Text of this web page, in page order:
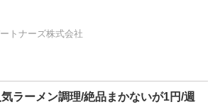
トナーズ株式会社
ラーメン調理/絶品まかないが1円/週